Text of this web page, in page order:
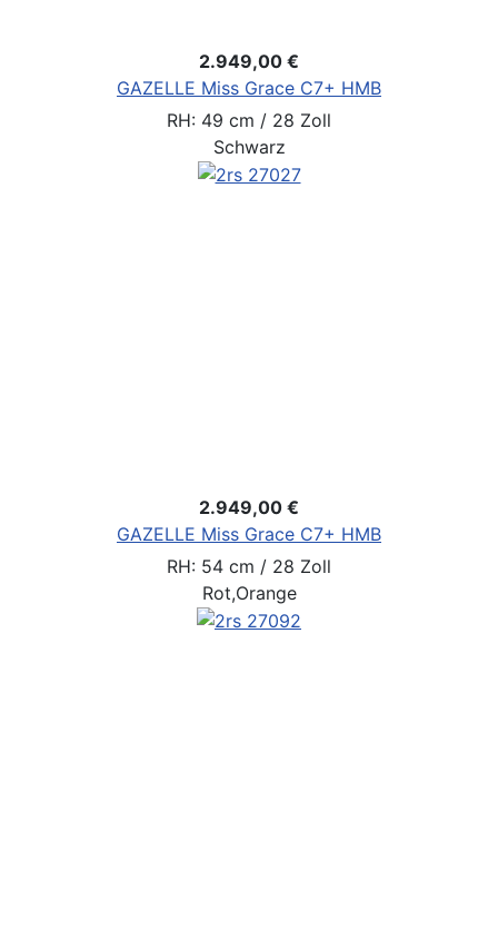
2.949,00 €
GAZELLE Miss Grace C7+ HMB
RH: 49 cm / 28 Zoll
Schwarz
2.949,00 €
GAZELLE Miss Grace C7+ HMB
RH: 54 cm / 28 Zoll
Rot,Orange